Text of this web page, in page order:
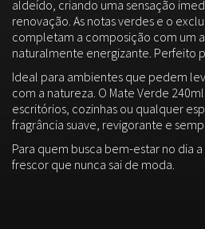
aldeído, criando uma sensação
renovação. As notas verdes e o
completam a composição com um
naturalmente energizante. Perfeito
Ideal para ambientes que pedem
com a natureza. O Mate Verde
escritórios, cozinhas ou qualquer
fragrância suave, revigorante e
Para quem busca bem-estar no dia
frescor que nunca sai de moda.